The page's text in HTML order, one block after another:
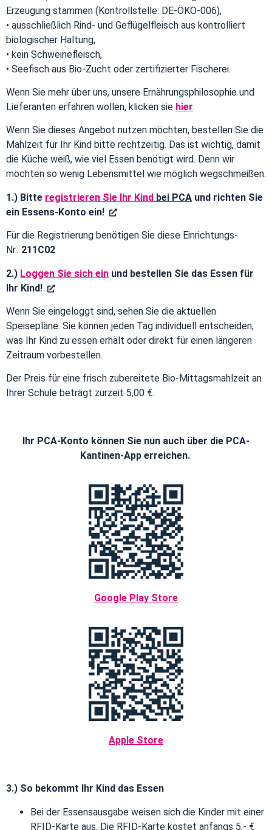
Erzeugung stammen (Kontrollstelle: DE-ÖKO-006),
• ausschließlich Rind- und Geflügelfleisch aus kontrolliert
biologischer Haltung,
• kein Schweinefleisch,
• Seefisch aus Bio-Zucht oder zertifizierter Fischerei.
Wenn Sie mehr über uns, unsere Ernährungsphilosophie und
Lieferanten erfahren wollen, klicken sie hier.
Wenn Sie dieses Angebot nutzen möchten, bestellen Sie die
Mahlzeit für Ihr Kind bitte rechtzeitig. Das ist wichtig, damit
die Küche weiß, wie viel Essen benötigt wird. Denn wir
möchten so wenig Lebensmittel wie möglich wegschmeißen.
1.) Bitte registrieren Sie Ihr Kind bei PCA und richten Sie
ein Essens-Konto ein!
Für die Registrierung benötigen Sie diese Einrichtungs-
Nr.: 211C02
2.) Loggen Sie sich ein und bestellen Sie das Essen für
Ihr Kind!
Wenn Sie eingeloggt sind, sehen Sie die aktuellen
Speisepläne. Sie können jeden Tag individuell entscheiden,
was Ihr Kind zu essen erhält oder direkt für einen längeren
Zeitraum vorbestellen.
Der Preis für eine frisch zubereitete Bio-Mittagsmahlzeit an
Ihrer Schule beträgt zurzeit 5,00 €.
Ihr PCA-Konto können Sie nun auch über die PCA-
Kantinen-App erreichen.
Google Play Store
Apple Store
3.) So bekommt Ihr Kind das Essen
Bei der Essensausgabe weisen sich die Kinder mit einer
RFID-Karte aus. Die RFID-Karte kostet anfangs 5,- €